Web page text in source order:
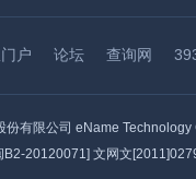
户 论坛 查询网
份有限公司 eName Technology
B2-20120071] 文网文